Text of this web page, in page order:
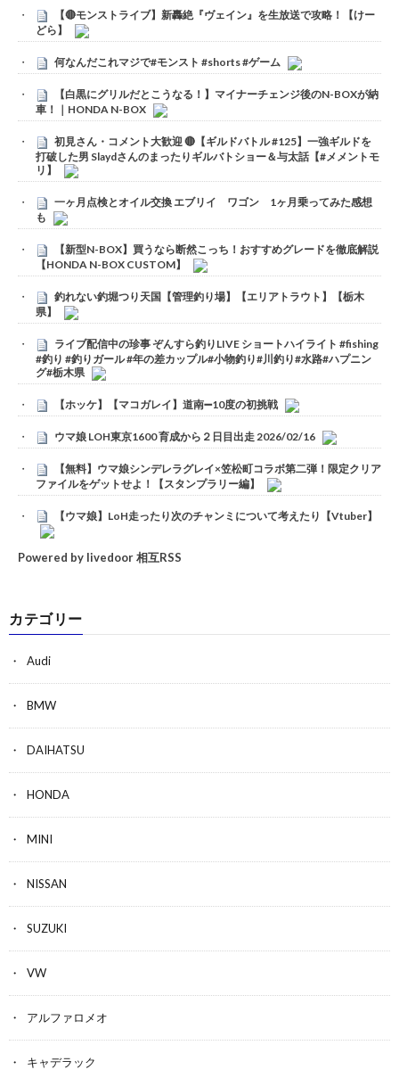
【🔴モンストライブ】新轟絶『ヴェイン』を生放送で攻略！【けー
どら】
何なんだこれマジで#モンスト #shorts #ゲーム
【白黒にグリルだとこうなる！】マイナーチェンジ後のN-BOXが納
車！｜HONDA N-BOX
初見さん・コメント大歓迎 🔴【ギルドバトル #125】一強ギルドを
打破した男 Slaydさんのまったりギルバトショー＆与太話【#メメントモ
リ】
一ヶ月点検とオイル交換 エブリイ ワゴン 1ヶ月乗ってみた感想
も
【新型N-BOX】買うなら断然こっち！おすすめグレードを徹底解説
【HONDA N-BOX CUSTOM】
釣れない釣堀つり天国【管理釣り場】【エリアトラウト】【栃木
県】
ライブ配信中の珍事 ぞんすら釣りLIVE ショートハイライト #fishing
#釣り #釣りガール #年の差カップル#小物釣り#川釣り#水路#ハプニン
グ#栃木県
【ホッケ】【マコガレイ】道南➖10度の初挑戦
ウマ娘 LOH東京1600 育成から２日目出走 2026/02/16
【無料】ウマ娘シンデレラグレイ×笠松町コラボ第二弾！限定クリア
ファイルをゲットせよ！【スタンプラリー編】
【ウマ娘】LoH走ったり次のチャンミについて考えたり【Vtuber】
Powered by livedoor 相互RSS
カテゴリー
Audi
BMW
DAIHATSU
HONDA
MINI
NISSAN
SUZUKI
VW
アルファロメオ
キャデラック